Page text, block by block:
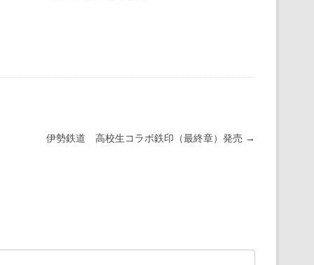
伊勢鉄道 高校生コラボ鉄印（最終章）発売 →